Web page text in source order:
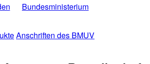
Bundesministerium
Anschriften des BMUV